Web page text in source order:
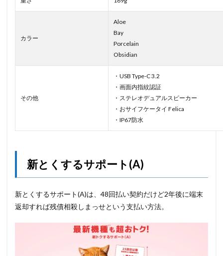
カラー
Aloe
Bay
Porcelain
Obsidian
その他
・USB Type-C 3.2
・画面内指紋認証
・ステレオデュアルスピーカー
・おサイフケータイ Felica
・IP67防水
新とくするサポート(A)
新とくするサポート(A)は、48回払い契約だけど2年後に端末
返却すれば残債相殺しまっせという支払い方法。